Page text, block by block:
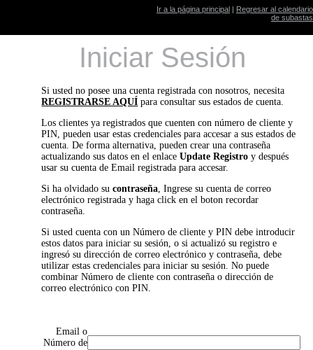
Ir a la página principal | Regresar al calendario
de subastas
Iniciar Sesión
Si usted no posee una cuenta registrada con nosotros, necesita
REGISTRARSE AQUÍ para consultar sus estados de cuenta.
Los clientes ya registrados que cuenten con número de cliente y
PIN, pueden usar estas credenciales para accesar a sus estados de
cuenta. De forma alternativa, pueden crear una contraseña
actualizando sus datos en el enlaceUpdate Registro y después
usar su cuenta de Email registrada para accesar.
Si ha olvidado sucontraseña, Ingrese su cuenta de correo
electrónico registrada y haga click en el boton recordar
contraseña.
Si usted cuenta con un Número de cliente y PIN debe introducir
estos datos para iniciar su sesión, o si actualizó su registro e
ingresó su dirección de correo electrónico y contraseña, debe
utilizar estas credenciales para iniciar su sesión. No puede
combinar Número de cliente con contraseña o dirección de
correo electrónico con PIN.
Email o
Número de